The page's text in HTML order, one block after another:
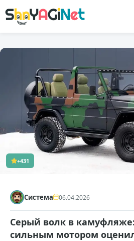
+431
Система 06.04.2026
Серый волк в камуфляже:
сильным мотором